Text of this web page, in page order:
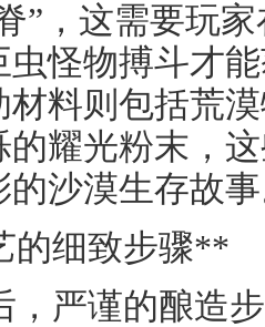
”，这需要玩
虫怪物搏斗才
材料则包括荒
的耀光粉末，
的沙漠生存故
的细致步骤**
，严谨的酿造